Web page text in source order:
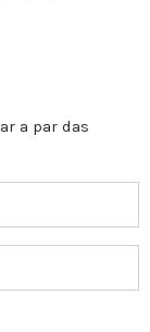
a par das